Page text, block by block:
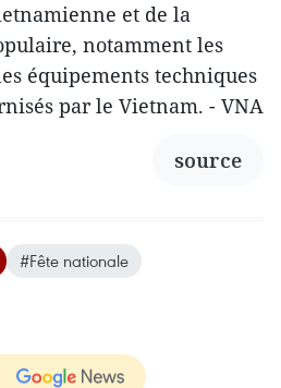
et de la
notamment les
équipements techniques
par le Vietnam. - VNA
source
#Fête nationale